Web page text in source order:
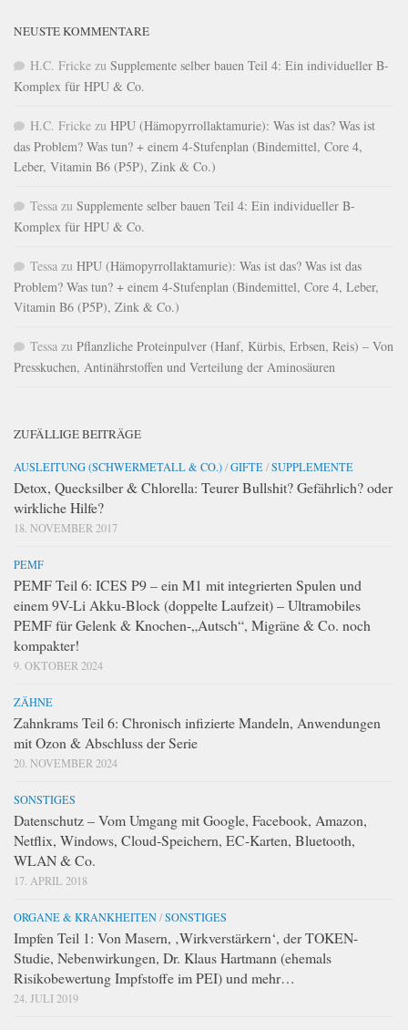
NEUSTE KOMMENTARE
H.C. Fricke zu Supplemente selber bauen Teil 4: Ein individueller B-
Komplex für HPU & Co.
H.C. Fricke zu HPU (Hämopyrrollaktamurie): Was ist das? Was ist
das Problem? Was tun? + einem 4-Stufenplan (Bindemittel, Core 4,
Leber, Vitamin B6 (P5P), Zink & Co.)
Tessa zu Supplemente selber bauen Teil 4: Ein individueller B-
Komplex für HPU & Co.
Tessa zu HPU (Hämopyrrollaktamurie): Was ist das? Was ist das
Problem? Was tun? + einem 4-Stufenplan (Bindemittel, Core 4, Leber,
Vitamin B6 (P5P), Zink & Co.)
Tessa zu Pflanzliche Proteinpulver (Hanf, Kürbis, Erbsen, Reis) – Von
Presskuchen, Antinährstoffen und Verteilung der Aminosäuren
ZUFÄLLIGE BEITRÄGE
AUSLEITUNG (SCHWERMETALL & CO.)/GIFTE/SUPPLEMENTE
Detox, Quecksilber & Chlorella: Teurer Bullshit? Gefährlich? oder
wirkliche Hilfe?
18. NOVEMBER 2017
PEMF
PEMF Teil 6: ICES P9 – ein M1 mit integrierten Spulen und
einem 9V-Li Akku-Block (doppelte Laufzeit) – Ultramobiles
PEMF für Gelenk & Knochen-„Autsch“, Migräne & Co. noch
kompakter!
9. OKTOBER 2024
ZÄHNE
Zahnkrams Teil 6: Chronisch infizierte Mandeln, Anwendungen
mit Ozon & Abschluss der Serie
20. NOVEMBER 2024
SONSTIGES
Datenschutz – Vom Umgang mit Google, Facebook, Amazon,
Netflix, Windows, Cloud-Speichern, EC-Karten, Bluetooth,
WLAN & Co.
17. APRIL 2018
ORGANE & KRANKHEITEN/SONSTIGES
Impfen Teil 1: Von Masern, ‚Wirkverstärkern‘, der TOKEN-
Studie, Nebenwirkungen, Dr. Klaus Hartmann (ehemals
Risikobewertung Impfstoffe im PEI) und mehr…
24. JULI 2019